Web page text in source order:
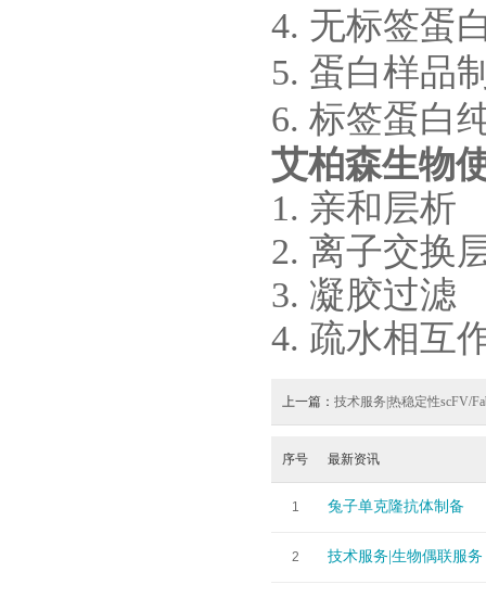
4. 无标签蛋
5. 蛋白样品
6. 标签蛋白
艾柏森生物
1. 亲和层析
2. 离子交换
3. 凝胶过滤
4. 疏水相互
上一篇： 技术服务|热稳定性scFV/
序号 最新资讯
1 兔子单克隆抗体制备
2 技术服务|生物偶联服务